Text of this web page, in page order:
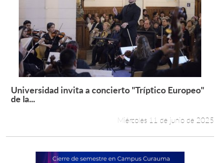
Leer más +
Universidad invita a concierto "Tríptico Europeo"
de la...
Miércoles 11 de junio de 2025